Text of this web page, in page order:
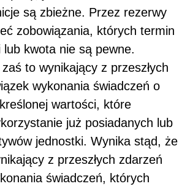
są zbieżne. Przez rezerwy
zobowiązania, których termin
lub kwota nie są pewne.
to wynikający z przeszłych
wykonania świadczeń o
wartości, które
już posiadanych lub
jednostki. Wynika stąd, że
z przeszłych zdarzeń
świadczeń, których